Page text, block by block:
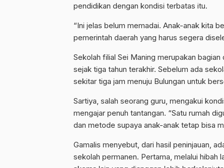
pendidikan dengan kondisi terbatas itu.
“Ini jelas belum memadai. Anak-anak kita
pemerintah daerah yang harus segera
Sekolah filial Sei Maning merupakan
sejak tiga tahun terakhir. Sebelum ada
sekitar tiga jam menuju Bulungan untuk
Sartiya, salah seorang guru, mengakui
mengajar penuh tantangan. “Satu rumah
dan metode supaya anak-anak tetap bisa
Gamalis menyebut, dari hasil peninjauan,
sekolah permanen. Pertama, melalui hibah